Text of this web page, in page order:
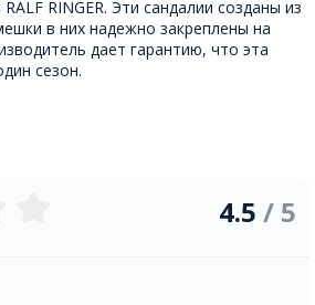
RINGER. Эти сандалии созданы из
в них надежно закреплены на
дает гарантию, что эта
сезон.
4.5 / 5